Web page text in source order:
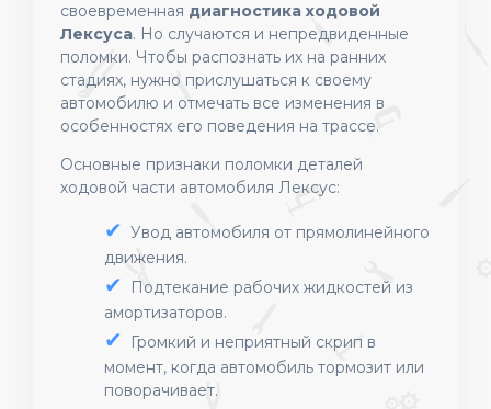
своевременная диагностика ходовой
Лексуса. Но случаются и непредвиденные
поломки. Чтобы распознать их на ранних
стадиях, нужно прислушаться к своему
автомобилю и отмечать все изменения в
особенностях его поведения на трассе.
Основные признаки поломки деталей
ходовой части автомобиля Лексус:
Увод автомобиля от прямолинейного
движения.
Подтекание рабочих жидкостей из
амортизаторов.
Громкий и неприятный скрип в
момент, когда автомобиль тормозит или
поворачивает.